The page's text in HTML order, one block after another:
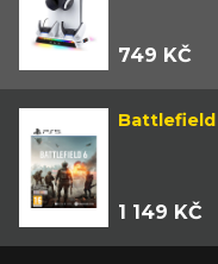
749 KČ
Battlefield
1 149 KČ